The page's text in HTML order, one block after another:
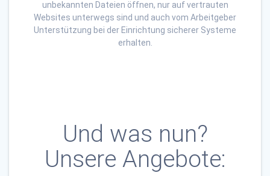
unbekannten Dateien öffnen, nur auf vertrauten
Websites unterwegs sind und auch vom Arbeitgeber
Unterstützung bei der Einrichtung sicherer Systeme
erhalten.
Und was nun?
Unsere Angebote: